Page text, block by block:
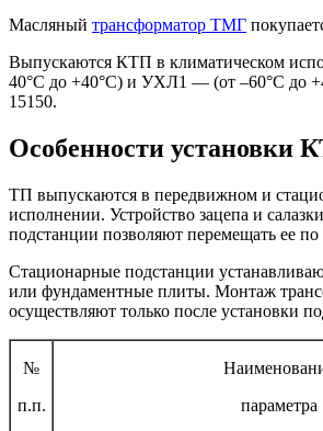
Масляный трансформатор ТМГ
Выпускаются КТП в климатическом
40°C до +40°C) и УХЛ1 — (от –60°C до
15150.
Особенности установки
ТП выпускаются в передвижном и
исполнении. Устройство зацепа и
подстанции позволяют перемещать ее по
Стационарные подстанции
или фундаментные плиты. Монтаж
осуществляют только после установки
№
п.п.
параметра